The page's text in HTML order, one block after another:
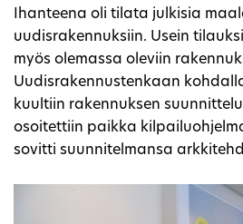
Ihanteena oli tilata julkisia
uudisrakennuksiin. Usein
myös olemassa oleviin
Uudisrakennustenkaan
kuultiin rakennuksen
osoitettiin paikka
sovitti suunnitelmansa